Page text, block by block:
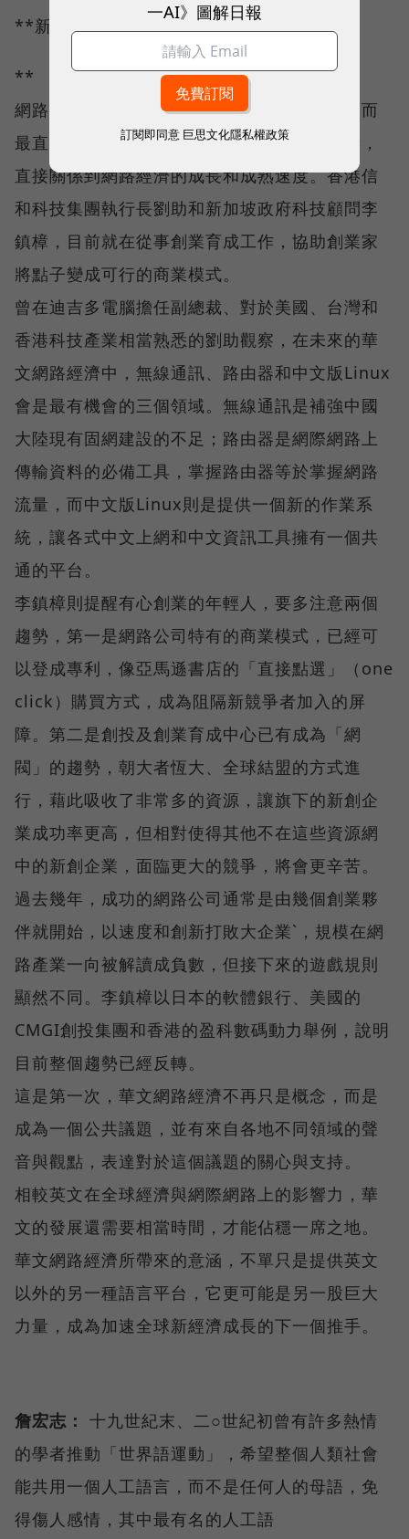
**新經濟中創意無限！
**
網路產業被比喻成新經濟，著重創意和腦力，而
最直接的實踐方式就是創業。創業家的質與量，
直接關係到網路經濟的成長和成熟速度。香港信
和科技集團執行長劉助和新加坡政府科技顧問李
鎮樟，目前就在從事創業育成工作，協助創業家
將點子變成可行的商業模式。
曾在迪吉多電腦擔任副總裁、對於美國、台灣和
香港科技產業相當熟悉的劉助觀察，在未來的華
文網路經濟中，無線通訊、路由器和中文版Linux
會是最有機會的三個領域。無線通訊是補強中國
大陸現有固網建設的不足；路由器是網際網路上
傳輸資料的必備工具，掌握路由器等於掌握網路
流量，而中文版Linux則是提供一個新的作業系
統，讓各式中文上網和中文資訊工具擁有一個共
通的平台。
李鎮樟則提醒有心創業的年輕人，要多注意兩個
趨勢，第一是網路公司特有的商業模式，已經可
以登成專利，像亞馬遜書店的「直接點選」（one
click）購買方式，成為阻隔新競爭者加入的屏
障。第二是創投及創業育成中心已有成為「網
閥」的趨勢，朝大者恆大、全球結盟的方式進
行，藉此吸收了非常多的資源，讓旗下的新創企
業成功率更高，但相對使得其他不在這些資源網
中的新創企業，面臨更大的競爭，將會更辛苦。
過去幾年，成功的網路公司通常是由幾個創業夥
伴就開始，以速度和創新打敗大企業`，規模在網
路產業一向被解讀成負數，但接下來的遊戲規則
顯然不同。李鎮樟以日本的軟體銀行、美國的
CMGI創投集團和香港的盈科數碼動力舉例，說明
目前整個趨勢已經反轉。
這是第一次，華文網路經濟不再只是概念，而是
成為一個公共議題，並有來自各地不同領域的聲
音與觀點，表達對於這個議題的關心與支持。
相較英文在全球經濟與網際網路上的影響力，華
文的發展還需要相當時間，才能佔穩一席之地。
華文網路經濟所帶來的意涵，不單只是提供英文
以外的另一種語言平台，它更可能是另一股巨大
力量，成為加速全球新經濟成長的下一個推手。
詹宏志： 十九世紀末、二○世紀初曾有許多熱情
的學者推動「世界語運動」，希望整個人類社會
能共用一個人工語言，而不是任何人的母語，免
得傷人感情，其中最有名的人工語
一AI》圖解日報
訂閱即同意 巨思文化隱私權政策